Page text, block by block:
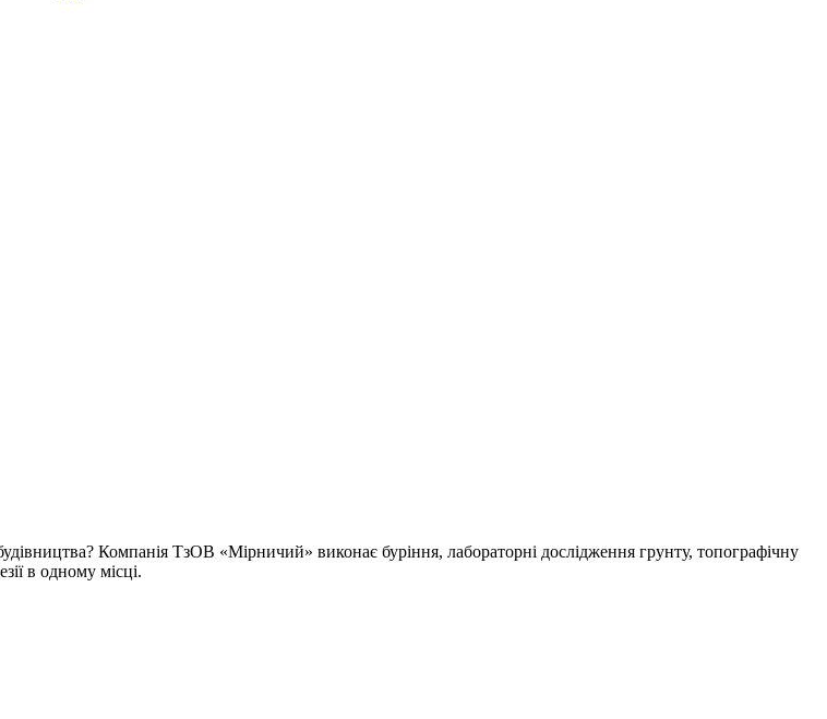
Компанія ТзОВ «Мірничий» виконає буріння, лабораторні дослідження грунту, топографічну
в одному місці.